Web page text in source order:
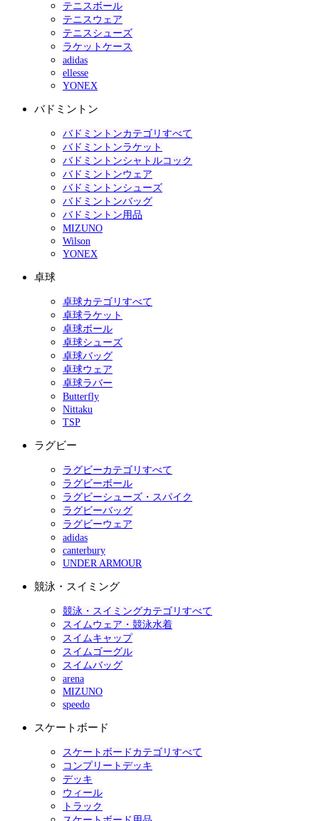
テニスボール
テニスウェア
テニスシューズ
ラケットケース
adidas
ellesse
YONEX
バドミントン
バドミントンカテゴリすべて
バドミントンラケット
バドミントンシャトルコック
バドミントンウェア
バドミントンシューズ
バドミントンバッグ
バドミントン用品
MIZUNO
Wilson
YONEX
卓球
卓球カテゴリすべて
卓球ラケット
卓球ボール
卓球シューズ
卓球バッグ
卓球ウェア
卓球ラバー
Butterfly
Nittaku
TSP
ラグビー
ラグビーカテゴリすべて
ラグビーボール
ラグビーシューズ・スパイク
ラグビーバッグ
ラグビーウェア
adidas
canterbury
UNDER ARMOUR
競泳・スイミング
競泳・スイミングカテゴリすべて
スイムウェア・競泳水着
スイムキャップ
スイムゴーグル
スイムバッグ
arena
MIZUNO
speedo
スケートボード
スケートボードカテゴリすべて
コンプリートデッキ
デッキ
ウィール
トラック